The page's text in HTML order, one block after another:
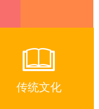
传统文化